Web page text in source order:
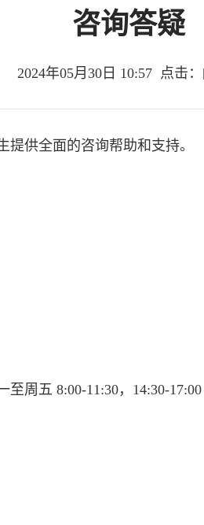
咨询答疑
2024年05月30日 10:57 点击
提供全面的咨询帮助和支持。
周五 8:00-11:30，14:30-17:00